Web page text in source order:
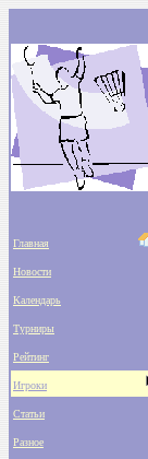
Главная
Новости
Календарь
Турниры
Рейтинг
Игроки
Статьи
Разное